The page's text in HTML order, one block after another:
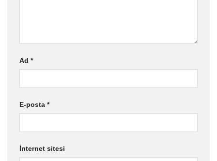
Ad *
E-posta *
İnternet sitesi